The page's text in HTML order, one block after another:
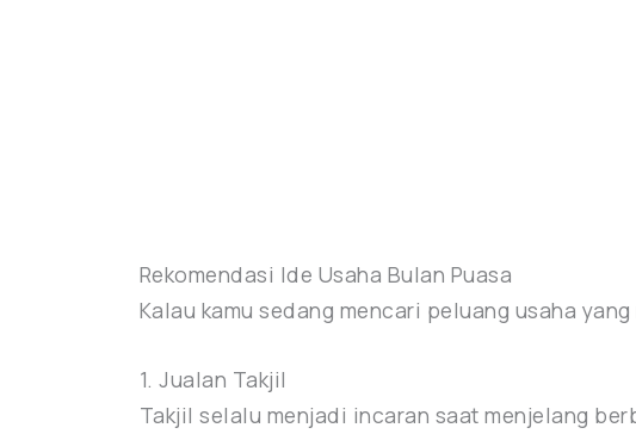
Rekomendasi Ide Usaha Bulan Puasa
Kalau kamu sedang mencari peluang usaha
1. Jualan Takjil
Takjil selalu menjadi incaran saat menjelang